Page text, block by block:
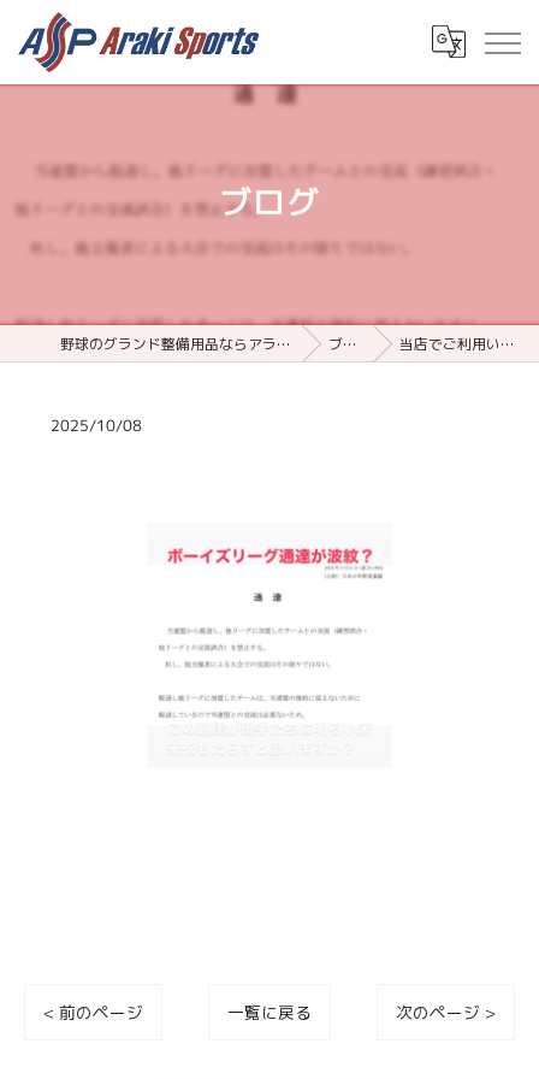
ブログ
野球のグランド整備用品ならアラキスポーツ ブログ 当店でご利用いただ…
2025/10/08
< 前のページ 一覧に戻る 次のページ >